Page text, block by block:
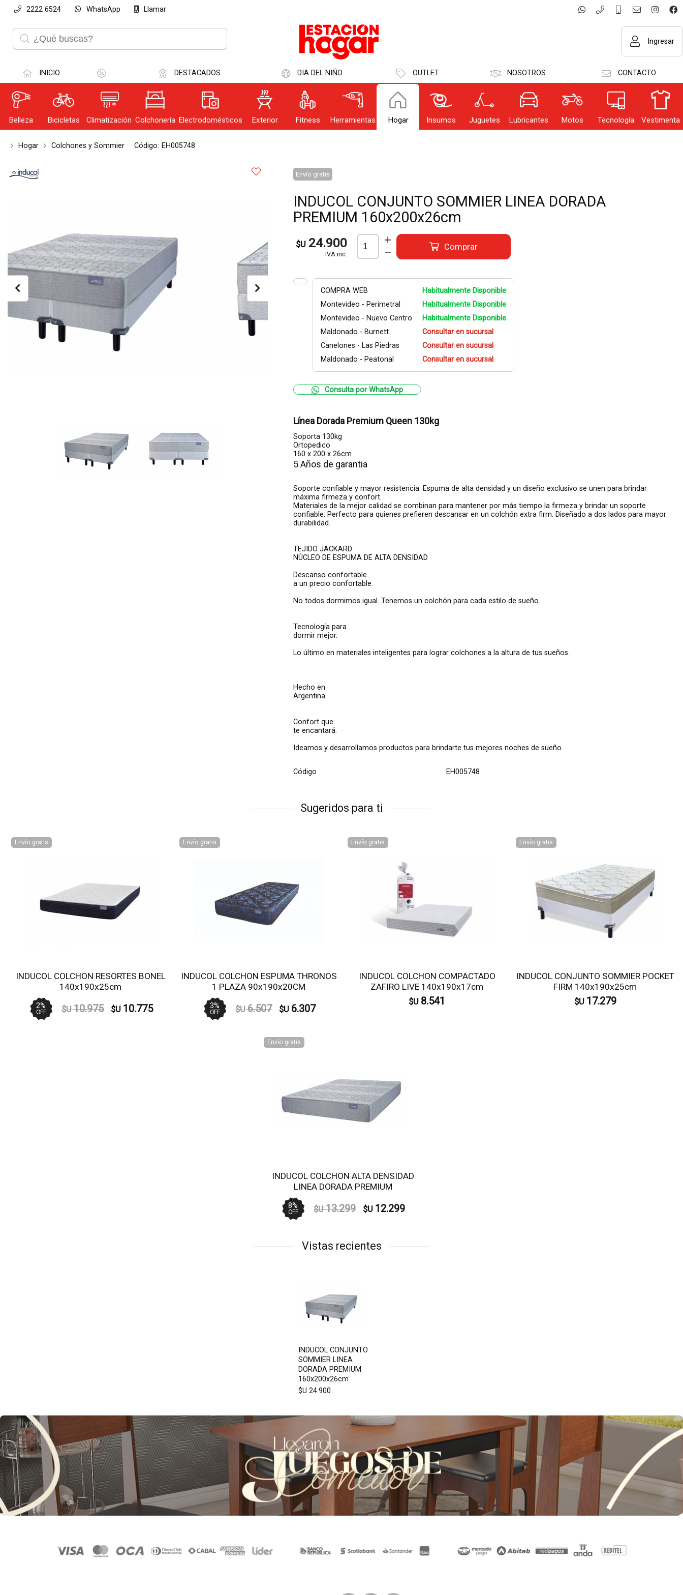
2222 6524 WhatsApp Llamar
Usuario
Recordar datos
INGRESAR
Olvidé mi clave Registro
Ingresar
INICIO DESTACADOS DIA DEL NIÑO OUTLET NOSOTROS CONTACTO
Belleza Bicicletas Climatización Colchonería Electrodomésticos Exterior Fitness Herramientas Hogar Insumos Juguetes Lubricantes Motos Tecnología Vestimenta
Hogar Colchones y Sommier Código: EH005748
Envío gratis
INDUCOL CONJUNTO SOMMIER LINEA DORADA
PREMIUM 160x200x26cm
$U 24.900
IVA inc.
Comprar
COMPRA WEB
Habitualmente Disponible
Montevideo - Perimetral
Habitualmente Disponible
Montevideo - Nuevo Centro
Habitualmente Disponible
Maldonado - Burnett
Consultar en sucursal
Canelones - Las Piedras
Consultar en sucursal
Maldonado - Peatonal
Consultar en sucursal
Consulta por WhatsApp
Línea Dorada Premium Queen 130kg
Soporta 130kg
Ortopedico
160 x 200 x 26cm
5 Años de garantia
Soporte confiable y mayor resistencia. Espuma de alta densidad y un diseño exclusivo se unen para brindar
máxima firmeza y confort.
Materiales de la mejor calidad se combinan para mantener por más tiempo la firmeza y brindar un soporte
confiable. Perfecto para quienes prefieren descansar en un colchón extra firm. Diseñado a dos lados para mayor
durabilidad.
TEJIDO JACKARD
NÚCLEO DE ESPUMA DE ALTA DENSIDAD
Descanso confortable
a un precio confortable.
No todos dormimos igual. Tenemos un colchón para cada estilo de sueño.
Tecnología para
dormir mejor.
Lo último en materiales inteligentes para lograr colchones a la altura de tus sueños.
Hecho en
Argentina.
Confort que
te encantará.
Ideamos y desarrollamos productos para brindarte tus mejores noches de sueño.
Código EH005748
Sugeridos para ti
Envío gratis
INDUCOL COLCHON RESORTES BONEL
140x190x25cm
2%
OFF $U 10.975 $U 10.775
Envío gratis
INDUCOL COLCHON ESPUMA THRONOS
1 PLAZA 90x190x20CM
3%
OFF $U 6.507 $U 6.307
Envío gratis
INDUCOL COLCHON COMPACTADO
ZAFIRO LIVE 140x190x17cm
$U 8.541
Envío gratis
INDUCOL CONJUNTO SOMMIER POCKET
FIRM 140x190x25cm
$U 17.279
Envío gratis
INDUCOL COLCHON ALTA DENSIDAD
LINEA DORADA PREMIUM
8%
OFF $U 13.299 $U 12.299
Vistas recientes
INDUCOL CONJUNTO
SOMMIER LINEA
DORADA PREMIUM
160x200x26cm
$U 24.900